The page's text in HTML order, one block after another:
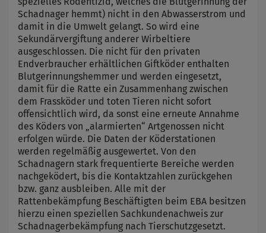
Schadnager hemmt) nicht in den Abwasserstrom und
damit in die Umwelt gelangt. So wird eine
Sekundärvergiftung anderer Wirbeltiere
ausgeschlossen. Die nicht für den privaten
Endverbraucher erhältlichen Giftköder enthalten
Blutgerinnungshemmer und werden eingesetzt,
damit für die Ratte ein Zusammenhang zwischen
dem Frassköder und toten Tieren nicht sofort
offensichtlich wird, da sonst eine erneute Annahme
des Köders von „alarmierten“ Artgenossen nicht
erfolgen würde. Die Daten der Köderstationen
werden regelmäßig ausgewertet. Von den
Schadnagern stark frequentierte Bereiche werden
nachgeködert, bis die Kontaktzahlen zurückgehen
bzw. ganz ausbleiben. Alle mit der
Rattenbekämpfung Beschäftigten beim EBA besitzen
hierzu einen speziellen Sachkundenachweis zur
Schadnagerbekämpfung nach Tierschutzgesetzt.